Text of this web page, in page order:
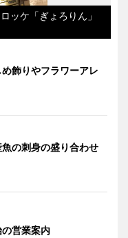
ッケ「ぎょろりん」
め飾りやフラワーアレ
魚の刺身の盛り合わせ
営業案内